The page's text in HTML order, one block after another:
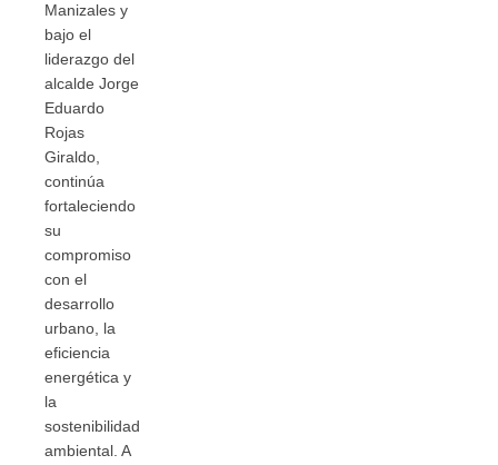
Manizales y
bajo el
liderazgo del
alcalde Jorge
Eduardo
Rojas
Giraldo,
continúa
fortaleciendo
su
compromiso
con el
desarrollo
urbano, la
eficiencia
energética y
la
sostenibilidad
ambiental. A